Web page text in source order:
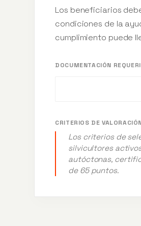
Los beneficiarios
condiciones de la
cumplimiento puede
DOCUMENTACIÓN
CRITERIOS DE
Los criterios de
silvicultores
autóctonas,
de 65 puntos.